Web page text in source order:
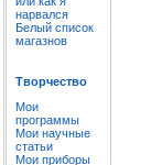
нарвался
Белый список
магазнов
Творчество
Мои
программы
Мои научные
статьи
Мои приборы